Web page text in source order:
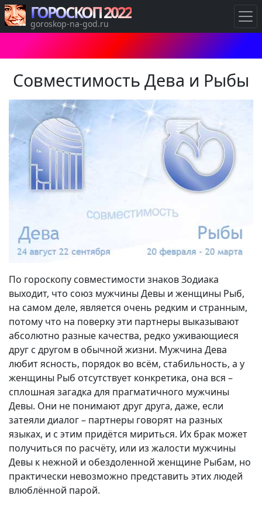
Совместимость Дева и Рыбы
По гороскопу совместимости знаков Зодиака
выходит, что союз мужчины Девы и женщины Рыб,
на самом деле, является очень редким и странным,
потому что на поверку эти партнеры выказывают
абсолютно разные качества, редко уживающиеся
друг с другом в обычной жизни. Мужчина Дева
любит ясность, порядок во всём, стабильность, а у
женщины Рыб отсутствует конкретика, она вся –
сплошная загадка для прагматичного мужчины
Девы. Они не понимают друг друга, даже, если
затеяли диалог – партнеры говорят на разных
языках, и с этим придётся мириться. Их брак может
получиться по расчёту, или из жалости мужчины
Девы к нежной и обездоленной женщине Рыбам, но
практически невозможно представить этих людей
влюблённой парой.
ГОРОСКОП 2022
goroskop-na-god.ru